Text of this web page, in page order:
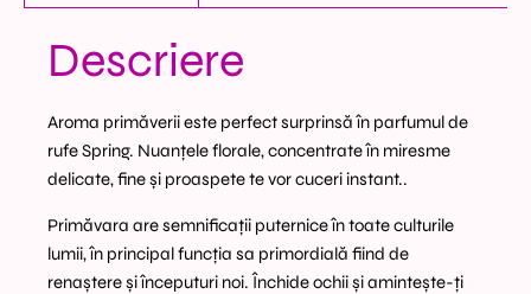
Descriere
Aroma primăverii este perfect surprinsă în parfumul de
rufe Spring. Nuanțele florale, concentrate în miresme
delicate, fine și proaspete te vor cuceri instant..
Primăvara are semnificații puternice în toate culturile
lumii, în principal funcția sa primordială fiind de
renaștere și începuturi noi. Închide ochii și amintește-ți